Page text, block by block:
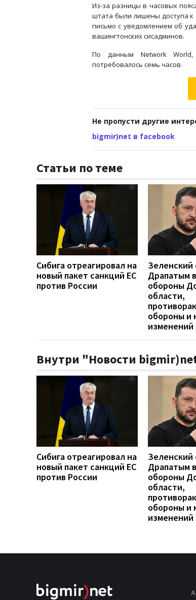
Из-за разницы в часовых
штата были лишены доступа к
письмо с уведомлением об
вашингтонских сисадминов.
По данным Network World,
потребовалось семь часов.
Не пропусти другие
bigmir)net в facebook
Статьи по теме
Сибига отреагировал на
новый пакет санкций ЕС
против России
Зеленский
Драпатым
обороны
области,
обороны и
изменений
Внутри "Новости
Сибига отреагировал на
новый пакет санкций ЕС
против России
Зеленский
Драпатым
обороны
области,
обороны и
изменений